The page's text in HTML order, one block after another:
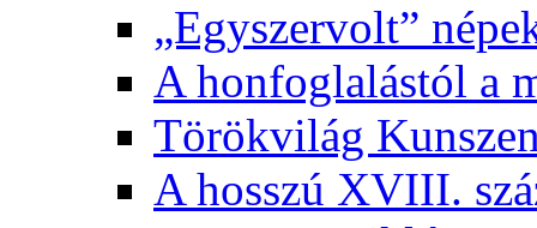
„Egyszervolt”
A honfoglalástól a
Törökvilág
A hosszú XVIII.